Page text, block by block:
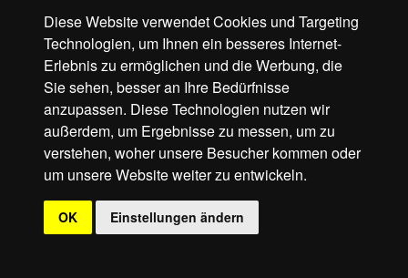
Diese Website verwendet Cookies und Targeting
Technologien, um Ihnen ein besseres Internet-
Erlebnis zu ermöglichen und die Werbung, die
Sie sehen, besser an Ihre Bedürfnisse
anzupassen. Diese Technologien nutzen wir
außerdem, um Ergebnisse zu messen, um zu
verstehen, woher unsere Besucher kommen oder
um unsere Website weiter zu entwickeln.
OK Einstellungen ändern